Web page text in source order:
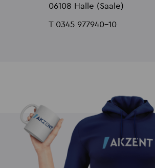
06108 Halle (Saale)
T 0345 977940-10